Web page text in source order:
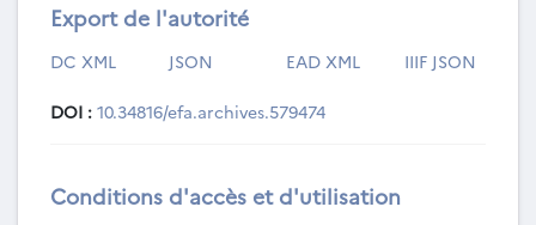
Export de l'autorité
DC XML JSON EAD XML IIIF JSON
DOI : 10.34816/efa.archives.579474
Conditions d'accès et d'utilisation